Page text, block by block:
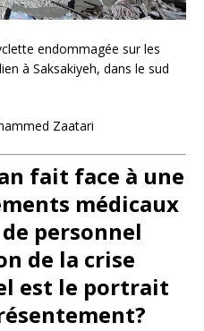
endommagée sur les
à Saksakiyeh, dans le sud
Zaatari
fait face à une
médicaux
personnel
de la crise
est le portrait